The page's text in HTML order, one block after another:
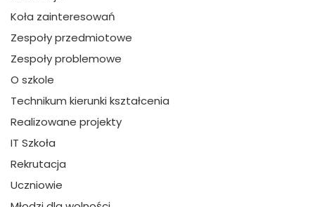
Koła zainteresowań
Zespoły przedmiotowe
Zespoły problemowe
O szkole
Technikum kierunki kształcenia
Realizowane projekty
IT Szkoła
Rekrutacja
Uczniowie